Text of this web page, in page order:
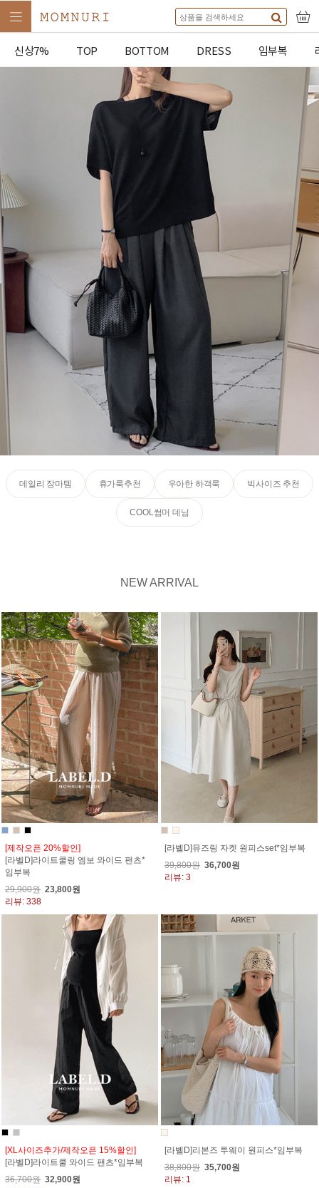
신상7% TOP BOTTOM DRESS 임부복
데일리 장마템 휴가룩추천 우아한 하객룩 빅사이즈 추천
COOL썸머 데님
NEW ARRIVAL
[제작오픈 20%할인]
[라벨D]라이트쿨링 엠보 와이드 팬츠*
임부복
29,900원 23,800원
리뷰: 338
[라벨D]뮤즈링 자켓 원피스set*임부복
39,800원 36,700원
리뷰: 3
[XL사이즈추가/제작오픈 15%할인]
[라벨D]라이트쿨 와이드 팬츠*임부복
36,700원 32,900원
[라벨D]리본즈 투웨이 원피스*임부복
38,800원 35,700원
리뷰: 1